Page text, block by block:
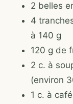
2 belles
4
à 140 g
120 g de
2 c. à
(environ
1 c. à